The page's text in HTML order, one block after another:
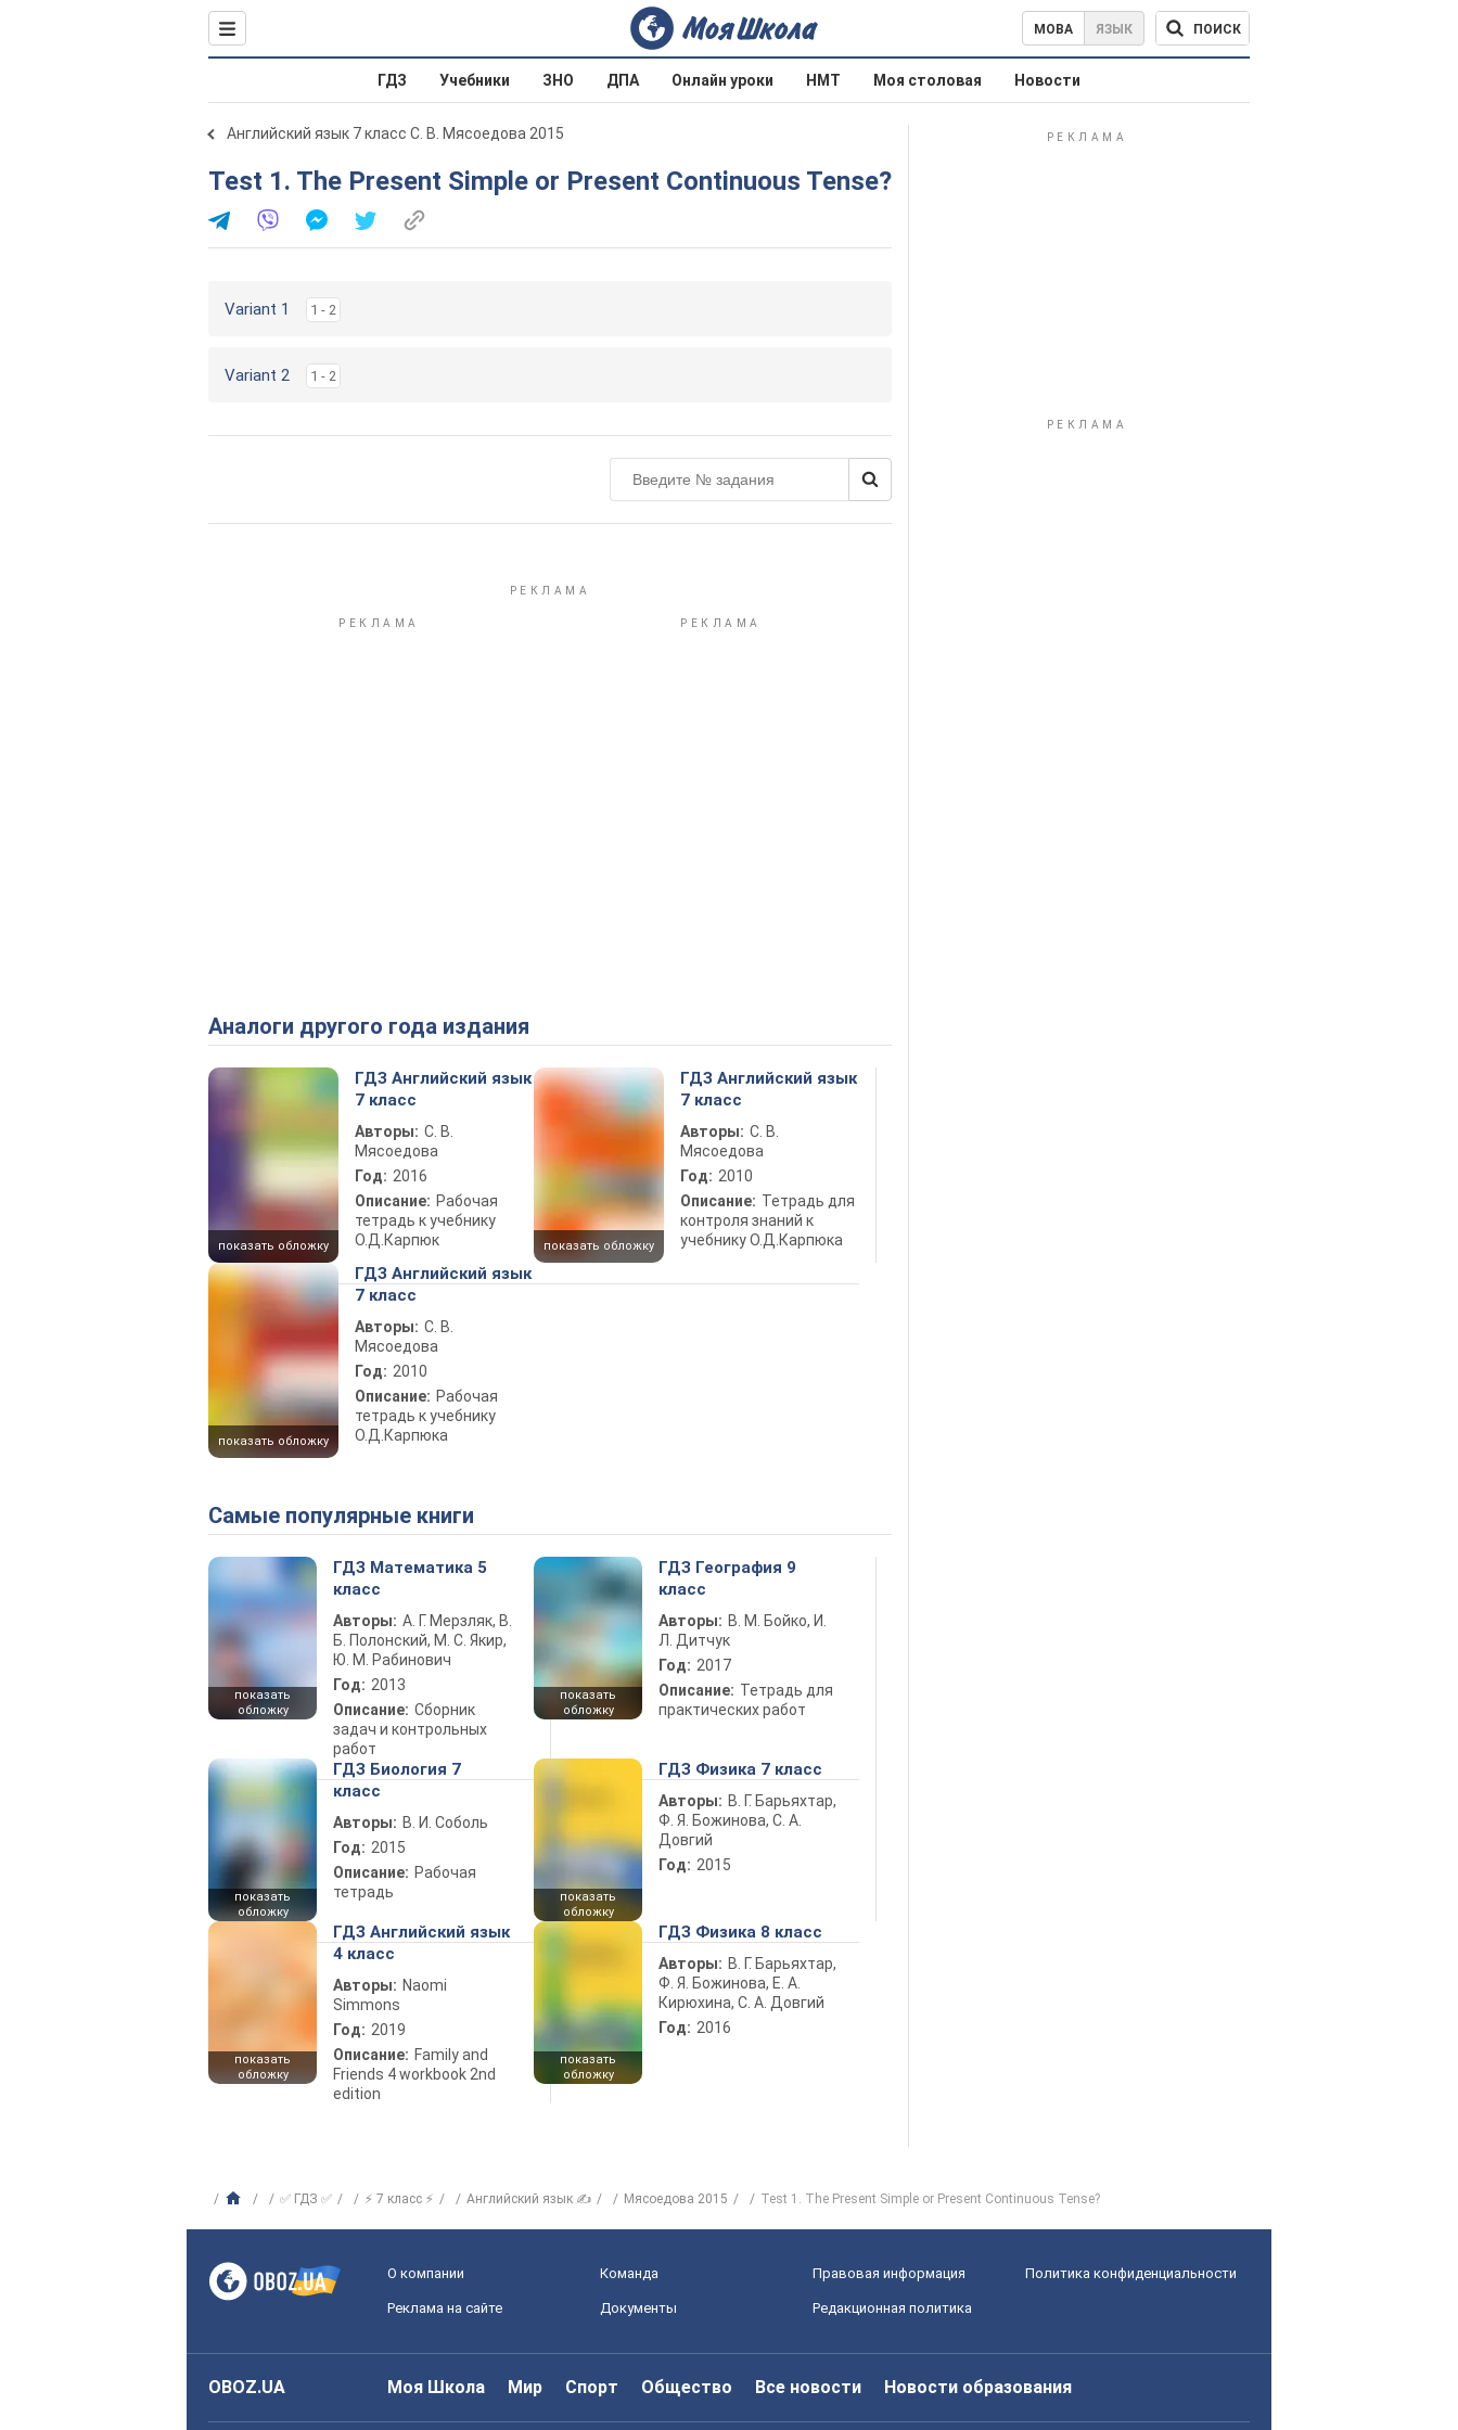
МОВА ЯЗЫК ПОИСК
ГДЗ Учебники ЗНО ДПА Онлайн уроки НМТ Моя столовая Новости
Английский язык 7 класс С. В. Мясоедова 2015
Test 1. The Present Simple or Present Continuous Tense?
Variant 1 1 - 2
Variant 2 1 - 2
Аналоги другого года издания
показать обложку
ГДЗ Английский язык
7 класс
Авторы: С. В.
Мясоедова
Год: 2016
Описание: Рабочая
тетрадь к учебнику
О.Д.Карпюк
показать обложку
ГДЗ Английский язык
7 класс
Авторы: С. В.
Мясоедова
Год: 2010
Описание: Тетрадь для
контроля знаний к
учебнику О.Д.Карпюка
показать обложку
ГДЗ Английский язык
7 класс
Авторы: С. В.
Мясоедова
Год: 2010
Описание: Рабочая
тетрадь к учебнику
О.Д.Карпюка
Самые популярные книги
показать
обложку
ГДЗ Математика 5
класс
Авторы: А. Г. Мерзляк, В.
Б. Полонский, М. С. Якир,
Ю. М. Рабинович
Год: 2013
Описание: Сборник
задач и контрольных
работ
показать
обложку
ГДЗ География 9
класс
Авторы: В. М. Бойко, И.
Л. Дитчук
Год: 2017
Описание: Тетрадь для
практических работ
показать
обложку
ГДЗ Биология 7
класс
Авторы: В. И. Соболь
Год: 2015
Описание: Рабочая
тетрадь
показать
обложку
ГДЗ Физика 7 класс
Авторы: В. Г. Барьяхтар,
Ф. Я. Божинова, С. А.
Довгий
Год: 2015
показать
обложку
ГДЗ Английский язык
4 класс
Авторы: Naomi
Simmons
Год: 2019
Описание: Family and
Friends 4 workbook 2nd
edition
показать
обложку
ГДЗ Физика 8 класс
Авторы: В. Г. Барьяхтар,
Ф. Я. Божинова, Е. А.
Кирюхина, С. А. Довгий
Год: 2016
✅ ГДЗ ✅ ⚡ 7 класс ⚡ Английский язык ✍ Мясоедова 2015 Test 1. The Present Simple or Present Continuous Tense?
О компании Команда Правовая информация Политика конфиденциальности
Реклама на сайте Документы Редакционная политика
OBOZ.UA Моя Школа Мир Спорт Общество Все новости Новости образования